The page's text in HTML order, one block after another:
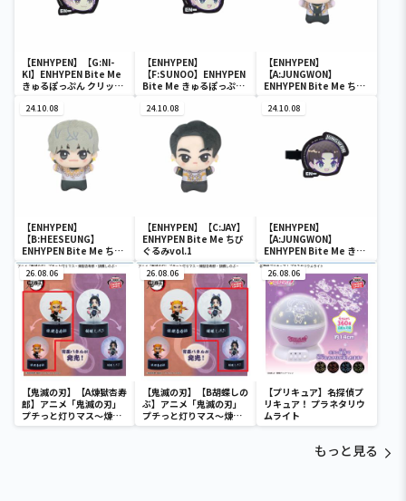
【ENHYPEN】【G:NI-
KI】ENHYPEN Bite Me
きゅるぽっぷん クリップ
【ENHYPEN】
【F:SUNOO】ENHYPEN
Bite Me きゅるぽっぷん
【ENHYPEN】
【A:JUNGWON】
ENHYPEN Bite Me ちび
24.10.08
【ENHYPEN】
【B:HEESEUNG】
ENHYPEN Bite Me ちび
ぐるみvol.1
24.10.08
【ENHYPEN】【C:JAY】
ENHYPEN Bite Me ちび
ぐるみvol.1
24.10.08
【ENHYPEN】
【A:JUNGWON】
ENHYPEN Bite Me きゅ
るぽっぷん クリップこれ
くしょん
26.08.06
【鬼滅の刃】【A煉獄杏寿
郎】アニメ「鬼滅の刃」
プチっと灯りマス～煉獄
杏寿郎・胡蝶しのぶ～
26.08.06
【鬼滅の刃】【B胡蝶しの
ぶ】アニメ「鬼滅の刃」
プチっと灯りマス～煉獄
杏寿郎・胡蝶しのぶ～
26.08.06
【プリキュア】名探偵プ
リキュア！ プラネタリウ
ムライト
もっと見る